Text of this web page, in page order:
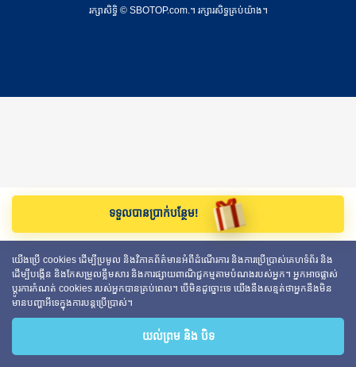
រក្សាសិទ្ធិ © SBOTOP.com.។ រក្សា​រ​សិទ្ធ​គ្រប់យ៉ាង។
ទទួលបានប្រាក់បន្ថែម!
យើងប្រើ cookies ដើម្បីប្រមូល និងវិភាគព័ត៌មានអំពីដំណើរការ និងការប្រើប្រាស់គេហទំព័រ និង
ដើម្បីបង្កើន និងកែសម្រួលខ្លឹមសារ និងការផ្សាយពាណិជ្ជកម្មតាមបំណងរបស់អ្នក។ អ្នកអាចផ្លាស់
ប្តូរការកំណត់ cookies របស់អ្នកបានគ្រប់ពេល។ បើមិនដូច្នោះទេ យើងនឹងសន្មត់ថាអ្នកនឹងមិន
មានបញ្ហាអីទេក្នុងការបន្តប្រើប្រាស់។
យល់ព្រម និង បិទ